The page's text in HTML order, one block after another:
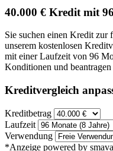
40.000 € Kredit mit
Sie suchen einen Kredit
unserem kostenlosen
mit einer Laufzeit von 96
Konditionen und
Kreditvergleich
Kreditbetrag
Laufzeit
Verwendung
*Anzeige powered by smava